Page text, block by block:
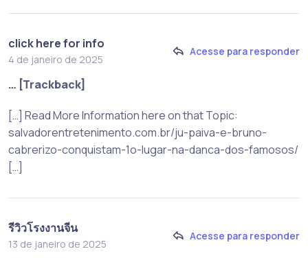
click here for info
4 de janeiro de 2025
Acesse para responder
… [Trackback]
[…] Read More Information here on that Topic:
salvadorentretenimento.com.br/ju-paiva-e-bruno-
cabrerizo-conquistam-1o-lugar-na-danca-dos-famosos/
[…]
รีวิวโรงงานจีน
13 de janeiro de 2025
Acesse para responder